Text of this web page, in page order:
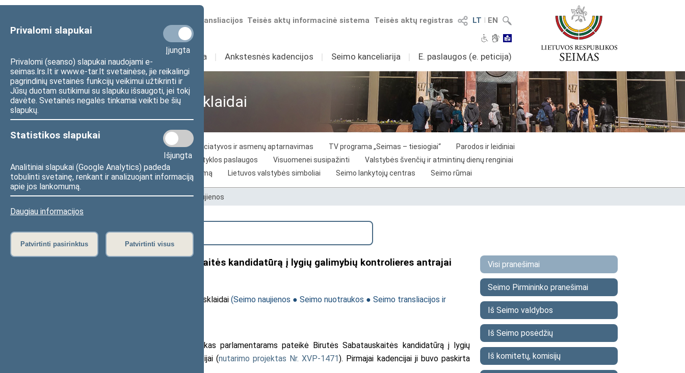
Privalomi slapukai
Įjungta
Privalomi (seanso) slapukai naudojami e-
seimas.lrs.lt ir www.e-tar.lt svetainėse, jie reikalingi
pagrindinių svetainės funkcijų veikimui užtikrinti ir
Jūsų duotam sutikimui su slapuku išsaugoti, jei tokį
davėte. Svetainės negalės tinkamai veikti be šių
slapukų.
Statistikos slapukai
Išjungta
Analitiniai slapukai (Google Analytics) padeda
tobulinti svetainę, renkant ir analizuojant informaciją
apie jos lankomumą.
Daugiau informacijos
Patvirtinti pasirinktus Patvirtinti visus
LT I EN
Teisės aktų registras
Teisės aktų informacinė sistema
Numatomos transliacijos
Sudėtis Veikla I Ankstesnės kadencijos I Seimo kanceliarija I E. paslaugos (e. peticija)
Visuomenei ir žiniasklaidai
Piliečių iniciatyvos ir asmenų aptarnavimas TV programa „Seimas – tiesiogiai“
Parodos ir leidiniai
Seimo skaityklos paslaugos Visuomenei susipažinti
Valstybės švenčių ir atmintinų dienų renginiai
Kelias į Lietuvos nepriklausomybės atkūrimą
Lietuvos valstybės simboliai Seimo lankytojų centras Seimo rūmai
Pradžia>Visuomenei ir žiniasklaidai>Naujienos
Išplėstinė paieška
Seimas svarstys B. Sabatauskaitės kandidatūrą į lygių galimybių kontrolieres antrajai
m. gegužės 7 d. pranešimas žiniasklaidai (Seimo naujienos ● Seimo nuotraukos ● Seimo transliacijos ir
Seimo Pirmininkas Juozas Olekas parlamentarams pateikė Birutės Sabatauskaitės kandidatūrą į lygių
galimybių kontrolieres antrajai kadencijai (nutarimo projektas Nr. XVP-1471). Pirmajai kadencijai ji buvo paskirta
Visi pranešimai
Seimo Pirmininko pranešimai
Iš Seimo valdybos
Iš Seimo posėdžių
Iš komitetų, komisijų